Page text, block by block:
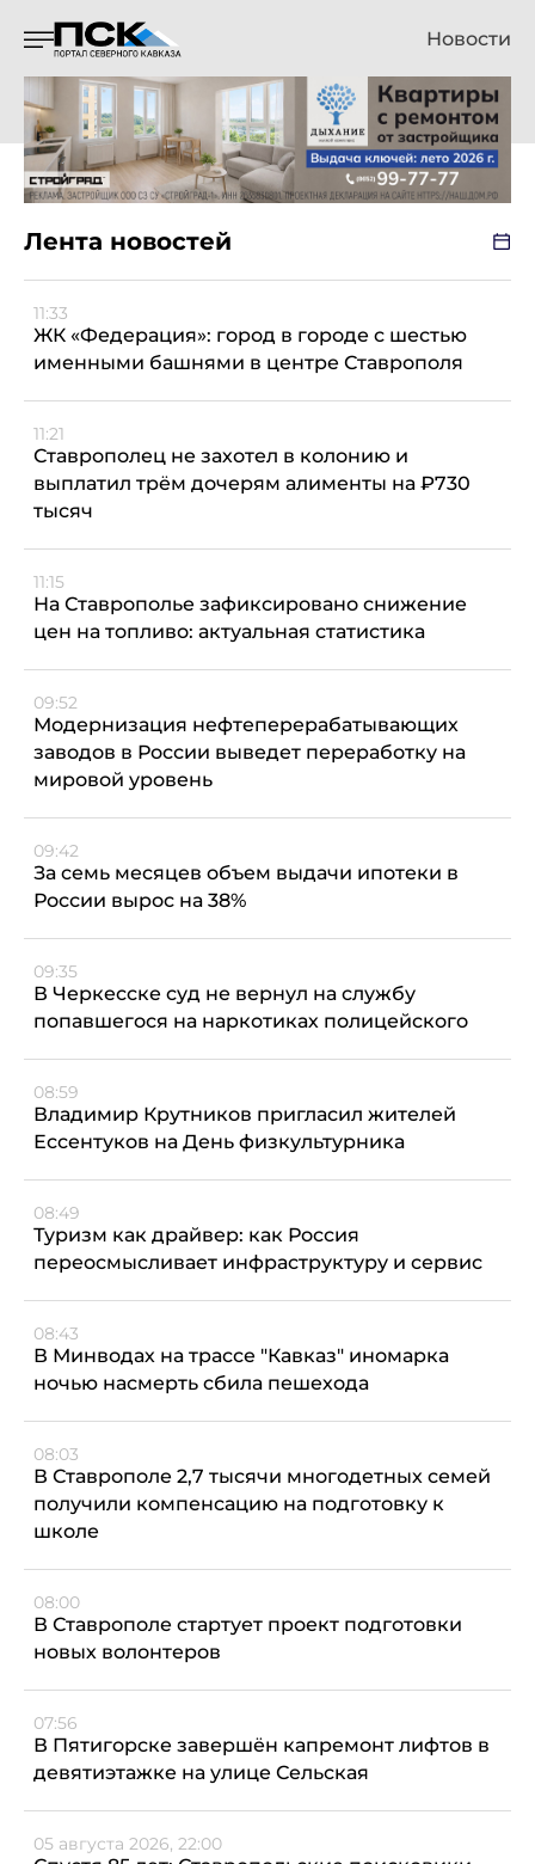
Новости
Лента новостей
11:33
ЖК «Федерация»: город в городе с шестью
именными башнями в центре Ставрополя
11:21
Ставрополец не захотел в колонию и
выплатил трём дочерям алименты на ₽730
тысяч
11:15
На Ставрополье зафиксировано снижение
цен на топливо: актуальная статистика
09:52
Модернизация нефтеперерабатывающих
заводов в России выведет переработку на
мировой уровень
09:42
За семь месяцев объем выдачи ипотеки в
России вырос на 38%
09:35
В Черкесске суд не вернул на службу
попавшегося на наркотиках полицейского
08:59
Владимир Крутников пригласил жителей
Ессентуков на День физкультурника
08:49
Туризм как драйвер: как Россия
переосмысливает инфраструктуру и сервис
08:43
В Минводах на трассе "Кавказ" иномарка
ночью насмерть сбила пешехода
08:03
В Ставрополе 2,7 тысячи многодетных семей
получили компенсацию на подготовку к
школе
08:00
В Ставрополе стартует проект подготовки
новых волонтеров
07:56
В Пятигорске завершён капремонт лифтов в
девятиэтажке на улице Сельская
05 августа 2026, 22:00